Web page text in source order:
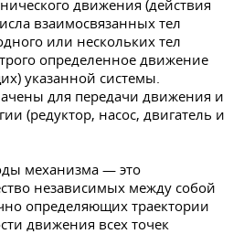
движения (действия
взаимосвязанных тел
или нескольких тел
определенное движение
указанной системы.
для передачи движения и
(редуктор, насос, двигатель и
механизма — это
независимых между собой
определяющих траектории
движения всех точек